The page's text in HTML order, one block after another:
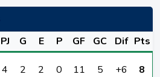
PJ G E P GF GC Dif Pts
4 2 2 0 11 5 +6 8